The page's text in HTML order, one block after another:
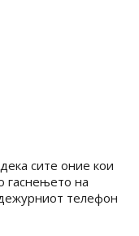
сите оние кои
гаснењето на
телефон